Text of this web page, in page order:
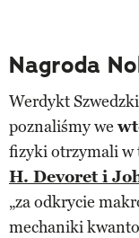
Nagroda
Werdykt
poznaliśmy we
fizyki otrzymali w
H. Devoret i
„za odkrycie
mechaniki